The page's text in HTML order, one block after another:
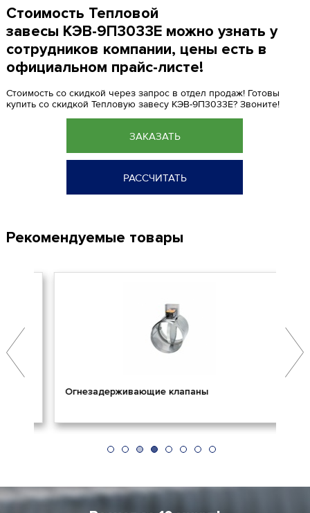
Стоимость Тепловой
завесы КЭВ-9П3033Е можно узнать у
сотрудников компании, цены есть в
официальном прайс-листе!
Стоимость со скидкой через запрос в отдел продаж! Готовы
купить со скидкой Тепловую завесу КЭВ-9П3033Е? Звоните!
ЗАКАЗАТЬ
РАССЧИТАТЬ
Рекомендуемые товары
Огнезадерживающие клапаны